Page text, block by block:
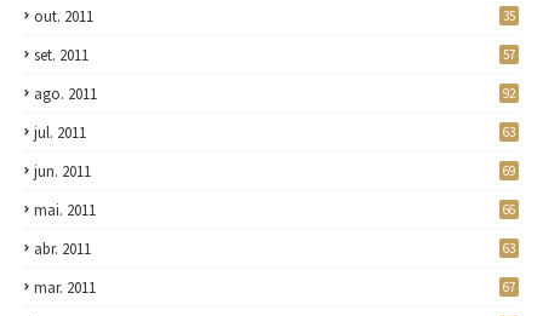
out. 2011 35
set. 2011 57
ago. 2011 92
jul. 2011 63
jun. 2011 69
mai. 2011 66
abr. 2011 63
mar. 2011 67